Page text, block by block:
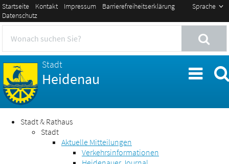
Sprache
Startseite Kontakt Impressum
Barrierefreiheitserklärung
Datenschutz
Stadt
Heidenau
Stadt & Rathaus
Stadt
Aktuelle Mitteilungen
Verkehrsinformationen